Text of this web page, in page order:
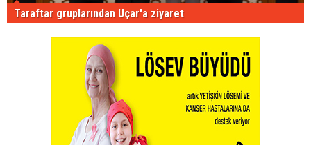
Taraftar gruplarından Uçar'a ziyaret